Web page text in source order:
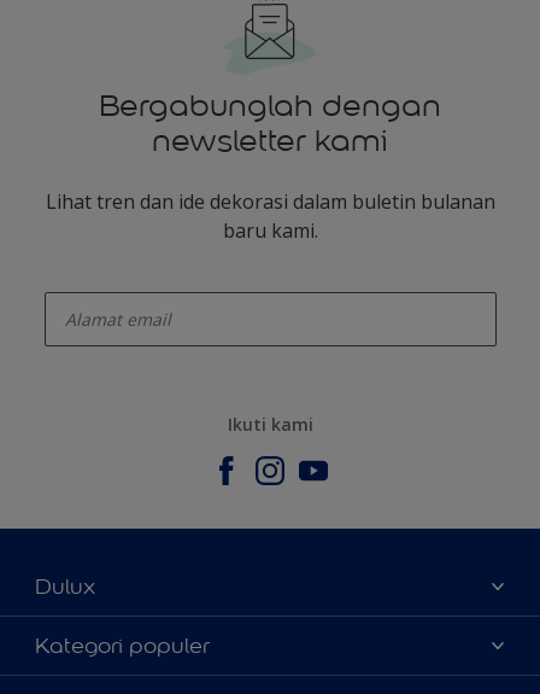
Bergabunglah dengan
newsletter kami
Lihat tren dan ide dekorasi dalam buletin bulanan
baru kami.
Ikuti kami
Dulux
Tentang Kami
Contact us
Kategori populer